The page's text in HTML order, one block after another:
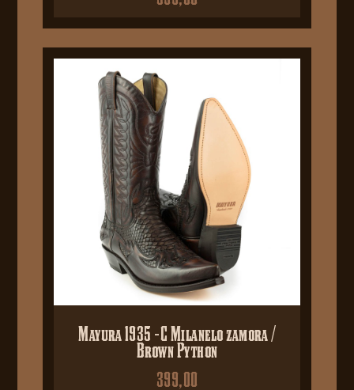
Mayura 1935 -C Milanelo zamora /
Brown Python
399,00